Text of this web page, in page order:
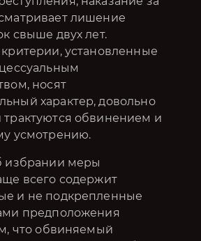
лишение
свыше двух лет.
установленные
носят
характер, довольно
обвинением и
усмотрению.
избрании меры
всего содержит
и не подкрепленные
предположения
что обвиняемый